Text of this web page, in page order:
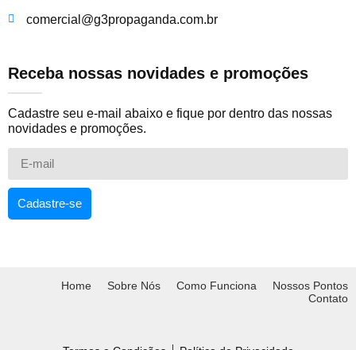
comercial@g3propaganda.com.br
Receba nossas novidades e promoções
Cadastre seu e-mail abaixo e fique por dentro das nossas
novidades e promoções.
Cadastre-se
Home Sobre Nós Como Funciona
Nossos Pontos
Contato